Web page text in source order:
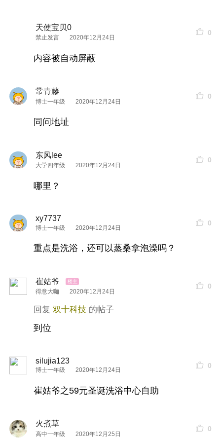
天使宝贝0
禁止发言 2020年12月24日
0
内容被自动屏蔽
常青藤
博士一年级 2020年12月24日
0
同问地址
东风lee
大学四年级 2020年12月24日
0
哪里？
xy7737
博士一年级 2020年12月24日
0
重点是洗浴，还可以蒸桑拿泡澡吗？
崔姑爷
得意大咖 2020年12月24日
0
双十科技
到位
silujia123
博士一年级 2020年12月24日
0
崔姑爷之59元圣诞洗浴中心自助
火煮草
高中一年级 2020年12月25日
0